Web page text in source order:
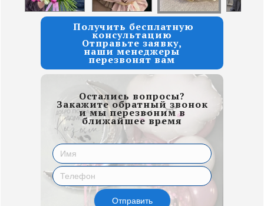
Получить бесплатную
консультацию
Отправьте заявку,
наши менеджеры
перезвонят вам
Остались вопросы?
Закажите обратный звонок
и мы перезвоним в
ближайшее время
Отправить